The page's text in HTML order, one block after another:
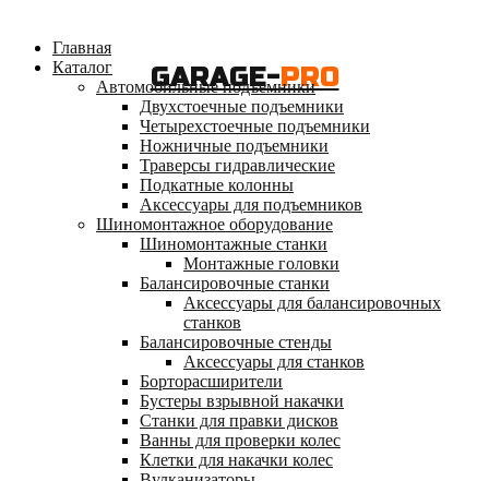
GARAGE-PRO
Главная
Каталог
Автомобильные подъемники
Двухстоечные подъемники
Четырехстоечные подъемники
Ножничные подъемники
Траверсы гидравлические
Подкатные колонны
Аксессуары для подъемников
Шиномонтажное оборудование
Шиномонтажные станки
Монтажные головки
Балансировочные станки
Аксессуары для балансировочных
станков
Балансировочные стенды
Аксессуары для станков
Борторасширители
Бустеры взрывной накачки
Станки для правки дисков
Ванны для проверки колес
Клетки для накачки колес